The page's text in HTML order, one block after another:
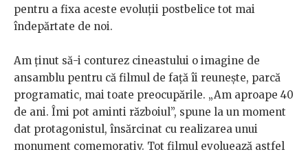
pentru a fixa aceste evoluții postbelice tot mai
îndepărtate de noi.
Am ținut să-i conturez cineastului o imagine de
ansamblu pentru că filmul de față îi reunește, parcă
programatic, mai toate preocupările. „Am aproape 40
de ani. Îmi pot aminti războiul”, spune la un moment
dat protagonistul, însărcinat cu realizarea unui
monument comemorativ. Tot filmul evoluează astfel